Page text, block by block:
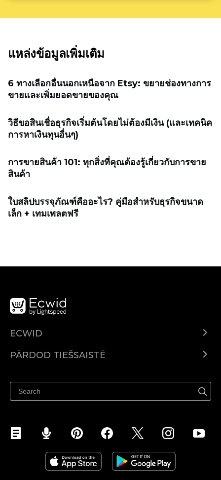
แหล่งข้อมูลเพิ่มเติม
6 ทางเลือกอื่นนอกเหนือจาก Etsy: ขยายช่องทางการ
ขายและเพิ่มยอดขายของคุณ
วิธีขอสินเชื่อธุรกิจเริ่มต้นโดยไม่ต้องมีเงิน (และเทคนิค
การหาเงินทุนอื่นๆ)
การขายสินค้า 101: ทุกสิ่งที่คุณต้องรู้เกี่ยวกับการขาย
สินค้า
ใบสลิปบรรจุภัณฑ์คืออะไร? คู่มือสำหรับธุรกิจขนาด
เล็ก + เทมเพลตฟรี
ECWID
Izcenojumi
PĀRDOD TIEŠSAISTĒ
Pārdod Facebook
Pārdod Instagram